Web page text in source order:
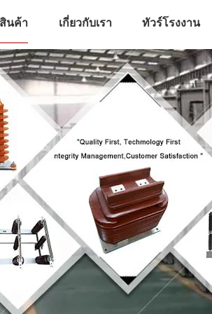
สินค้า เกี่ยวกับเรา ทัวร์โรงงาน